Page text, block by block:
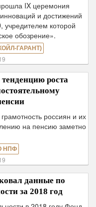
IX церемония
и достижений
учредителем которой
обозрение».
ГАРАНТ)
роста
россиян и их
на пенсию заметно
НПФ
данные по
за 2018 год